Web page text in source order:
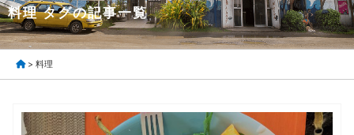
料理 タグの記事一覧
> 料理